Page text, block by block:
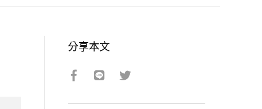
分享本文